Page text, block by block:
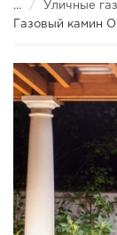
...
Уличные
Газовый камин